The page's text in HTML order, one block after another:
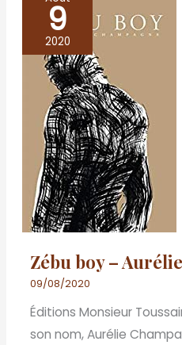
9
2020
Zébu boy –
09/08/2020
Éditions Monsieur
son nom, Aurélie
Zébu
boy
Aurélie
Champagne